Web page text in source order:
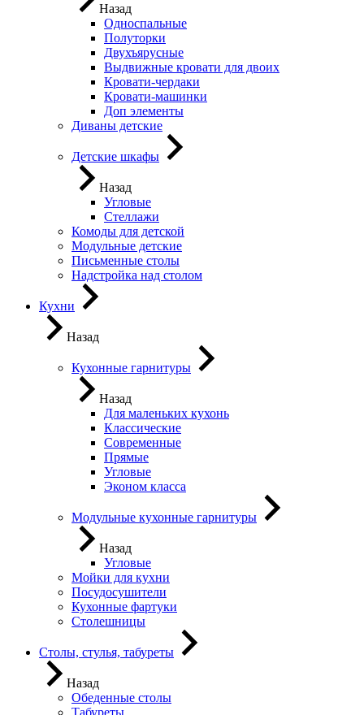
Назад
Односпальные
Полуторки
Двухъярусные
Выдвижные кровати для двоих
Кровати-чердаки
Кровати-машинки
Доп элементы
Диваны детские
Детские шкафы
Назад
Угловые
Стеллажи
Комоды для детской
Модульные детские
Письменные столы
Надстройка над столом
Кухни
Назад
Кухонные гарнитуры
Назад
Для маленьких кухонь
Классические
Современные
Прямые
Угловые
Эконом класса
Модульные кухонные гарнитуры
Назад
Угловые
Мойки для кухни
Посудосушители
Кухонные фартуки
Столешницы
Столы, стулья, табуреты
Назад
Обеденные столы
Табуреты